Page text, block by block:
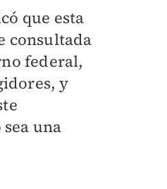
que esta
consultada
federal,
y
una